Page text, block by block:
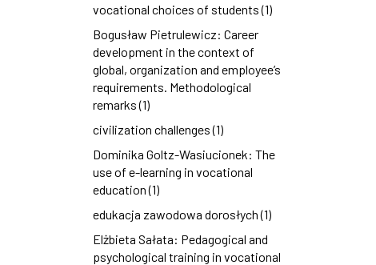
vocational choices of students (1)
Bogusław Pietrulewicz: Career
development in the context of
global, organization and employee’s
requirements. Methodological
remarks (1)
civilization challenges (1)
Dominika Goltz-Wasiucionek: The
use of e-learning in vocational
education (1)
edukacja zawodowa dorosłych (1)
Elżbieta Sałata: Pedagogical and
psychological training in vocational